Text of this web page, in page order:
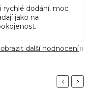
rychlé dodání, moc
jako na
další hodnocení
Previous
Next